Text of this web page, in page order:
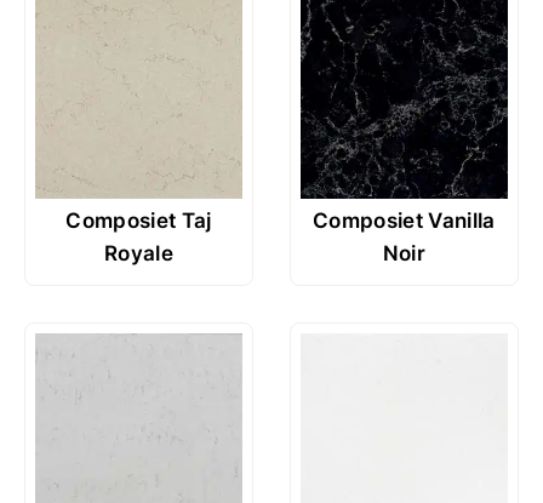
Composiet Taj
Royale
Composiet Vanilla
Noir